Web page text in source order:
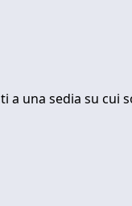
a una sedia su cui